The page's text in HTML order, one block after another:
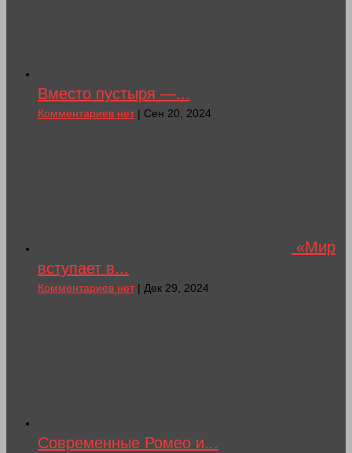
Вместо пустыря —...
Комментариев нет| Сен 20, 2024
«Мир
вступает в...
Комментариев нет| Дек 29, 2024
Современные Ромео и...